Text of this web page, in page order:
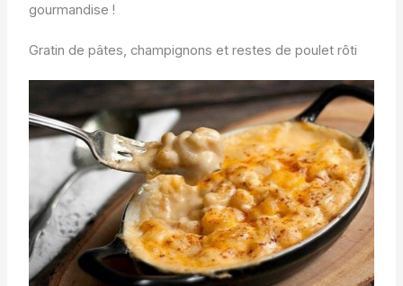
gourmandise !
Gratin de pâtes, champignons et restes de poulet rôti